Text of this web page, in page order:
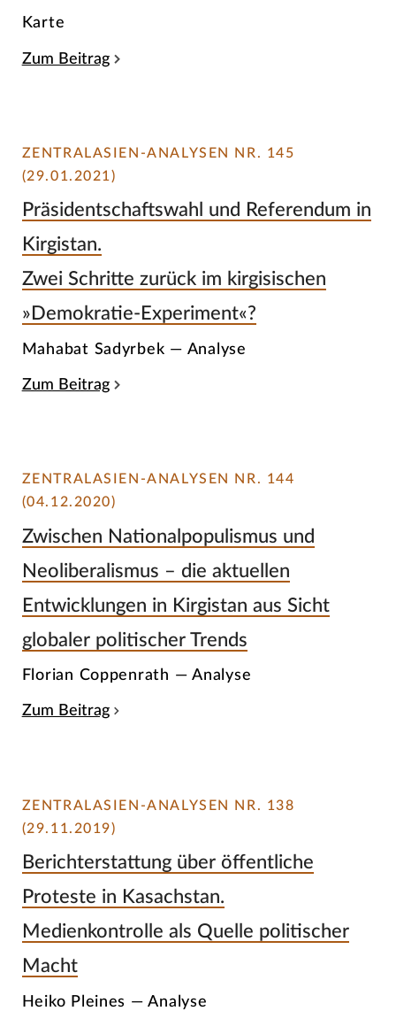
Karte
Zum Beitrag
ZENTRALASIEN-ANALYSEN NR. 145
(29.01.2021)
Präsidentschaftswahl und Referendum in
Kirgistan.
Zwei Schritte zurück im kirgisischen
»Demokratie-Experiment«?
Mahabat Sadyrbek — Analyse
Zum Beitrag
ZENTRALASIEN-ANALYSEN NR. 144
(04.12.2020)
Zwischen Nationalpopulismus und
Neoliberalismus – die aktuellen
Entwicklungen in Kirgistan aus Sicht
globaler politischer Trends
Florian Coppenrath — Analyse
Zum Beitrag
ZENTRALASIEN-ANALYSEN NR. 138
(29.11.2019)
Berichterstattung über öffentliche
Proteste in Kasachstan.
Medienkontrolle als Quelle politischer
Macht
Heiko Pleines — Analyse